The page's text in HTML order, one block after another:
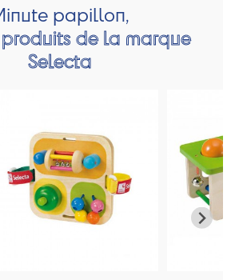
papillon,
de la marque
Selecta